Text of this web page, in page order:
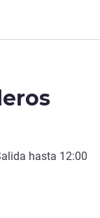
hasta 12:00